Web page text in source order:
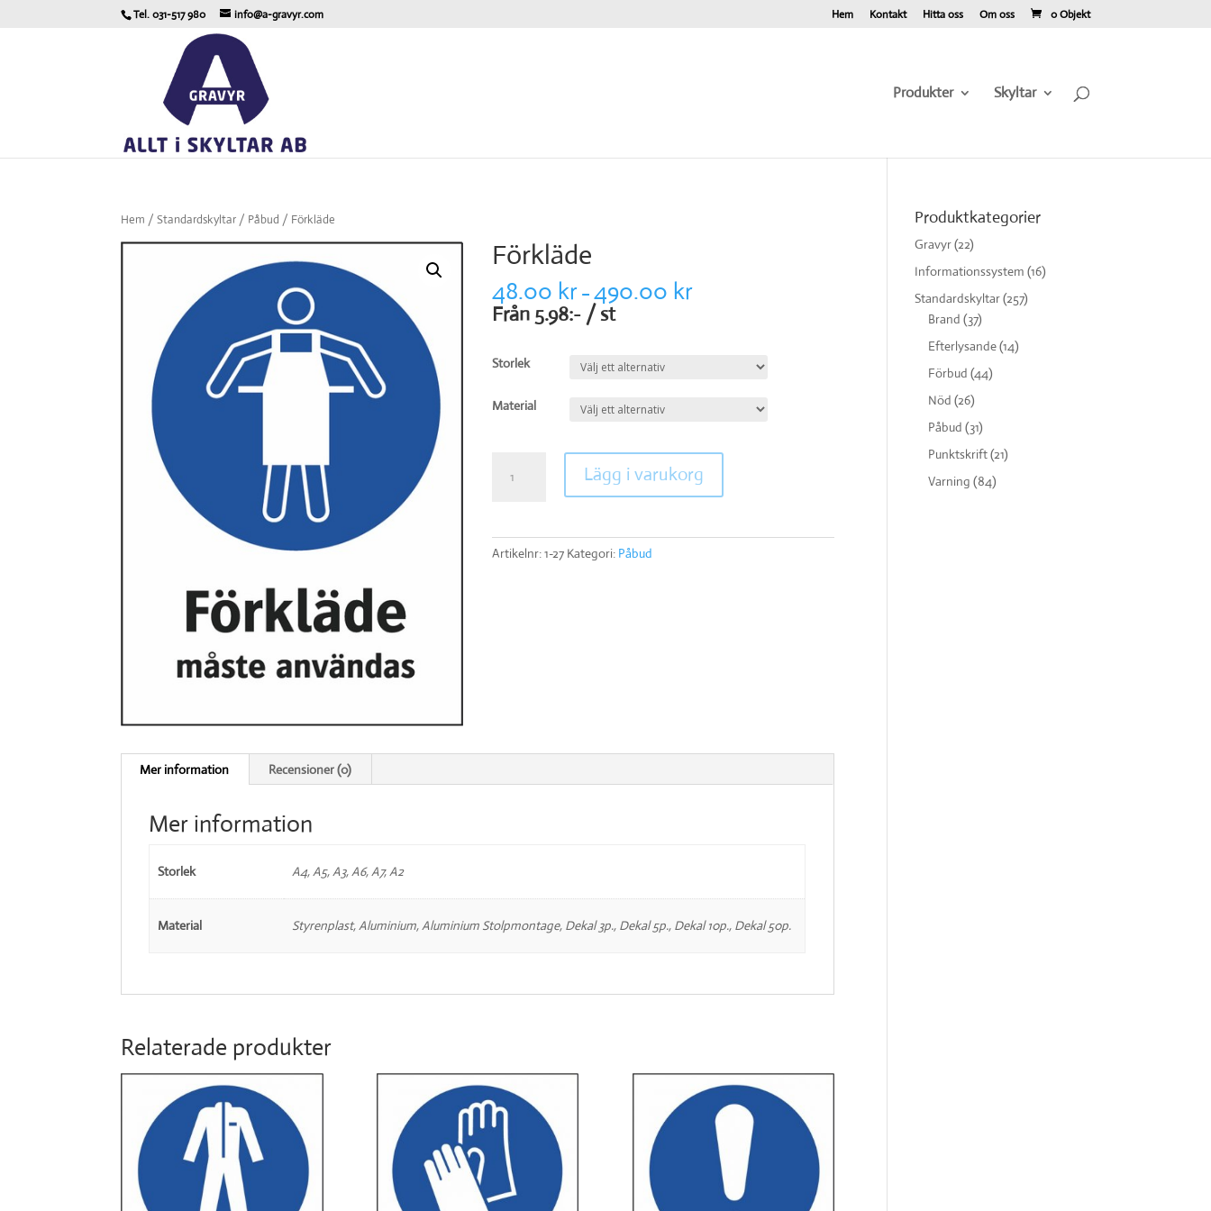
Tel. 031-517 980 info@a-gravyr.com Hem Kontakt Hitta oss Om oss 0 Objekt
Produkter Skyltar
Hem /Standardskyltar / Påbud / Förkläde
Förkläde
48.00 kr –490.00 kr
Från 5.98:- / st
Storlek
Material
mängd
Lägg i varukorg
Artikelnr:1-27 Kategori: Påbud
Mer information Recensioner (0)
Mer information
Storlek A4, A5, A3, A6, A7, A2
Material Styrenplast, Aluminium, Aluminium Stolpmontage, Dekal 3p., Dekal 5p., Dekal 10p., Dekal 50p.
Relaterade produkter
Produktkategorier
Gravyr(22)
Informationssystem (16)
Standardskyltar(257)
Brand (37)
Efterlysande(14)
Förbud (44)
Nöd (26)
Påbud (31)
Punktskrift(21)
Varning (84)